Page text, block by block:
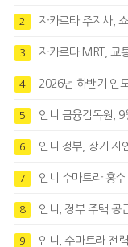
2 자카르타 주지사,
3 자카르타 MRT, 교
4 2026년 하반기 인
5 인니 금융감독원, 9
6 인니 정부, 장기 지
7 인니 수마트라 홍수
8 인니, 정부 주택 공
9 인니, 수마트라 전